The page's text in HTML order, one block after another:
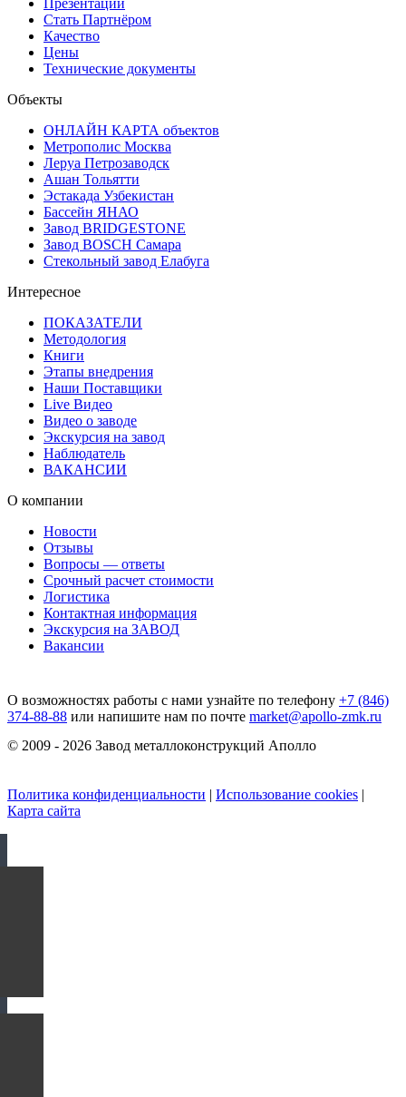
Презентации
Стать Партнёром
Качество
Цены
Технические документы
Объекты
ОНЛАЙН КАРТА объектов
Метрополис Москва
Леруа Петрозаводск
Ашан Тольятти
Эстакада Узбекистан
Бассейн ЯНАО
Завод BRIDGESTONE
Завод BOSCH Самара
Стекольный завод Елабуга
Интересное
ПОКАЗАТЕЛИ
Методология
Книги
Этапы внедрения
Наши Поставщики
Live Видео
Видео о заводе
Экскурсия на завод
Наблюдатель
ВАКАНСИИ
О компании
Новости
Отзывы
Вопросы — ответы
Срочный расчет стоимости
Логистика
Контактная информация
Экскурсия на ЗАВОД
Вакансии
О возможностях работы с нами узнайте по телефону +7 (846)
374-88-88 или напишите нам по почте market@apollo-zmk.ru
© 2009 - 2026 Завод металлоконструкций Аполло
Политика конфиденциальности | Использование cookies |
Карта сайта